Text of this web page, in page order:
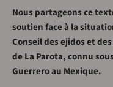
Nous partageons ce
soutien face à la
Conseil des ejidos et
de La Parota, connu
Guerrero au Mexique.